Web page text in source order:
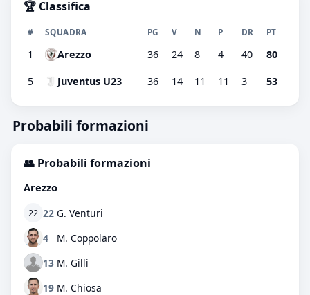
🏆 Classifica
# SQUADRA PG V N P DR PT
1 Arezzo 36 24 8 4 40 80
5 Juventus U23 36 14 11 11 3 53
Probabili formazioni
👥 Probabili formazioni
Arezzo
22 22 G. Venturi
4
M. Coppolaro
13 M. Gilli
19 M. Chiosa